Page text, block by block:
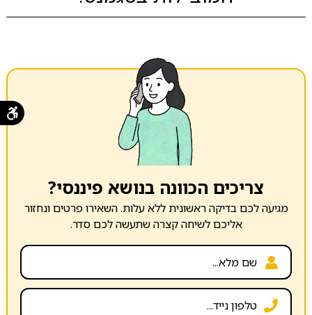
צריכים הכוונה בנושא פיננסי?
מגיעה לכם בדיקה ראשונית ללא עלות. השאירו פרטים ונחזור
אליכם לשיחה קצרה שתעשה לכם סדר.